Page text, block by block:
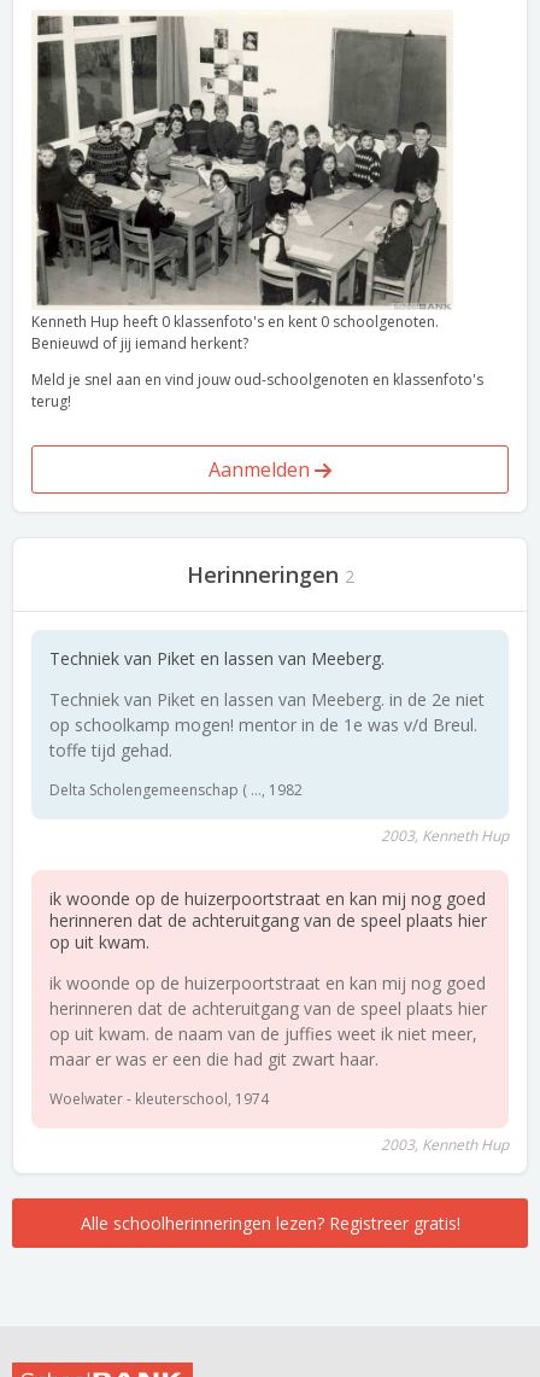
Kenneth Hup heeft 0 klassenfoto's en kent 0 schoolgenoten.
Benieuwd of jij iemand herkent?
Meld je snel aan en vind jouw oud-schoolgenoten en klassenfoto's
terug!
Aanmelden
Herinneringen 2
Techniek van Piket en lassen van Meeberg.
Techniek van Piket en lassen van Meeberg. in de 2e niet
op schoolkamp mogen! mentor in de 1e was v/d Breul.
toffe tijd gehad.
Delta Scholengemeenschap ( ..., 1982
2003, Kenneth Hup
ik woonde op de huizerpoortstraat en kan mij nog goed
herinneren dat de achteruitgang van de speel plaats hier
op uit kwam.
ik woonde op de huizerpoortstraat en kan mij nog goed
herinneren dat de achteruitgang van de speel plaats hier
op uit kwam. de naam van de juffies weet ik niet meer,
maar er was er een die had git zwart haar.
Woelwater - kleuterschool, 1974
2003, Kenneth Hup
Alle schoolherinneringen lezen? Registreer gratis!